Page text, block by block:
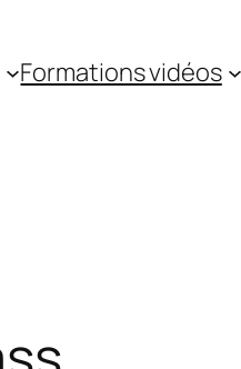
Formations vidéos